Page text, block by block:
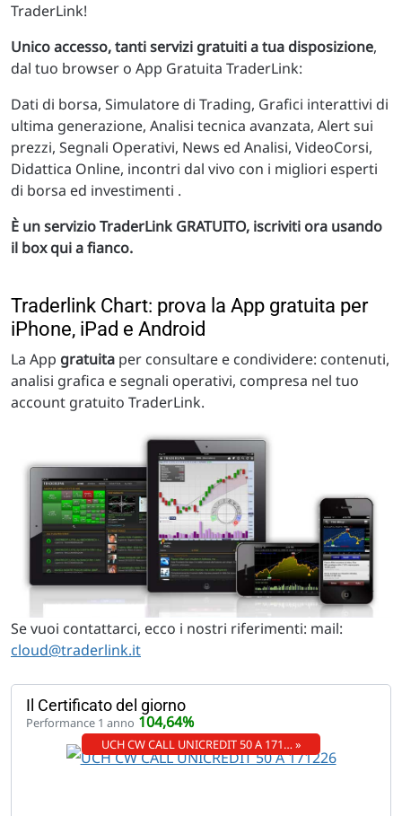
TraderLink!
Unico accesso, tanti servizi gratuiti a tua disposizione,
dal tuo browser o App Gratuita TraderLink:
Dati di borsa, Simulatore di Trading, Grafici interattivi di
ultima generazione, Analisi tecnica avanzata, Alert sui
prezzi, Segnali Operativi, News ed Analisi, VideoCorsi,
Didattica Online, incontri dal vivo con i migliori esperti
di borsa ed investimenti .
È un servizio TraderLink GRATUITO, iscriviti ora usando
il box qui a fianco.
Traderlink Chart: prova la App gratuita per
iPhone, iPad e Android
La App gratuita per consultare e condividere: contenuti,
analisi grafica e segnali operativi, compresa nel tuo
account gratuito TraderLink.
Se vuoi contattarci, ecco i nostri riferimenti: mail:
cloud@traderlink.it
Il Certificato del giorno
Performance 1 anno 104,64%
UCH CW CALL UNICREDIT 50 A 171… »